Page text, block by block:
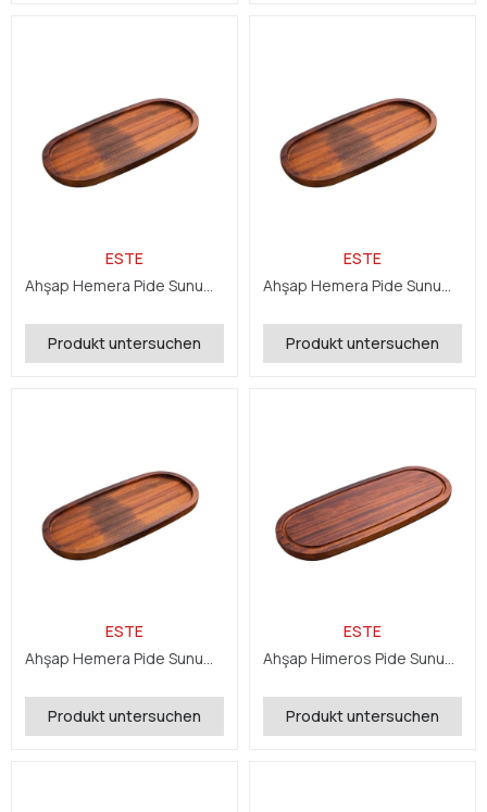
ESTE
Ahşap Hemera Pide Sunum 16x40x2,4 cm
Produkt untersuchen
ESTE
Ahşap Hemera Pide Sunum 16x45x2,4 cm
Produkt untersuchen
ESTE
Ahşap Hemera Pide Sunum 16x50x2,4 cm
Produkt untersuchen
ESTE
Ahşap Himeros Pide Sunum 16x35x2,4 cm
Produkt untersuchen